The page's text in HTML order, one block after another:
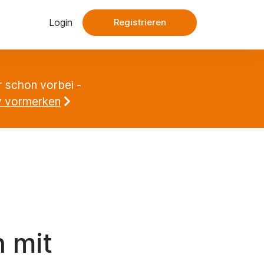
Login Registrieren
schon vorbei -
vormerken
mit